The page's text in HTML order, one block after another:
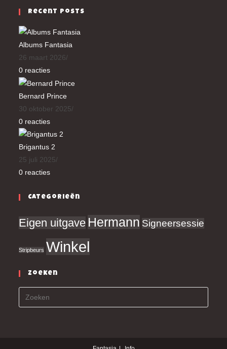
Recent Posts
Albums Fantasia
26 maart 2026/
0 reacties
Bernard Prince
30 oktober 2025/
0 reacties
Brigantus 2
25 juli 2025/
0 reacties
Categorieën
Eigen uitgave Hermann Signeersessie
Stripbeurs Winkel
Zoeken